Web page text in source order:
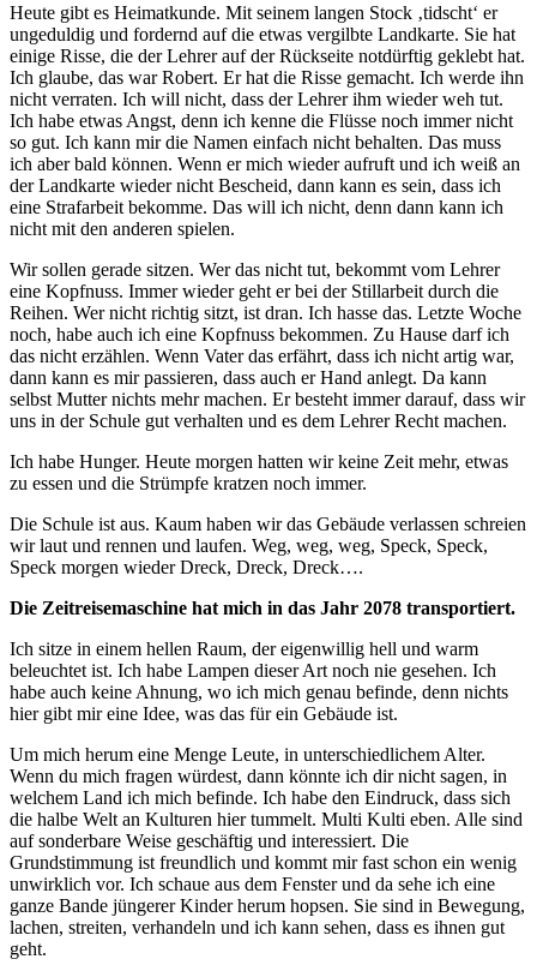
Heute gibt es Heimatkunde. Mit seinem langen Stock ‚tidscht‘ er
ungeduldig und fordernd auf die etwas vergilbte Landkarte. Sie hat
einige Risse, die der Lehrer auf der Rückseite notdürftig geklebt hat.
Ich glaube, das war Robert. Er hat die Risse gemacht. Ich werde ihn
nicht verraten. Ich will nicht, dass der Lehrer ihm wieder weh tut.
Ich habe etwas Angst, denn ich kenne die Flüsse noch immer nicht
so gut. Ich kann mir die Namen einfach nicht behalten. Das muss
ich aber bald können. Wenn er mich wieder aufruft und ich weiß an
der Landkarte wieder nicht Bescheid, dann kann es sein, dass ich
eine Strafarbeit bekomme. Das will ich nicht, denn dann kann ich
nicht mit den anderen spielen.
Wir sollen gerade sitzen. Wer das nicht tut, bekommt vom Lehrer
eine Kopfnuss. Immer wieder geht er bei der Stillarbeit durch die
Reihen. Wer nicht richtig sitzt, ist dran. Ich hasse das. Letzte Woche
noch, habe auch ich eine Kopfnuss bekommen. Zu Hause darf ich
das nicht erzählen. Wenn Vater das erfährt, dass ich nicht artig war,
dann kann es mir passieren, dass auch er Hand anlegt. Da kann
selbst Mutter nichts mehr machen. Er besteht immer darauf, dass wir
uns in der Schule gut verhalten und es dem Lehrer Recht machen.
Ich habe Hunger. Heute morgen hatten wir keine Zeit mehr, etwas
zu essen und die Strümpfe kratzen noch immer.
Die Schule ist aus. Kaum haben wir das Gebäude verlassen schreien
wir laut und rennen und laufen. Weg, weg, weg, Speck, Speck,
Speck morgen wieder Dreck, Dreck, Dreck….
Die Zeitreisemaschine hat mich in das Jahr 2078 transportiert.
Ich sitze in einem hellen Raum, der eigenwillig hell und warm
beleuchtet ist. Ich habe Lampen dieser Art noch nie gesehen. Ich
habe auch keine Ahnung, wo ich mich genau befinde, denn nichts
hier gibt mir eine Idee, was das für ein Gebäude ist.
Um mich herum eine Menge Leute, in unterschiedlichem Alter.
Wenn du mich fragen würdest, dann könnte ich dir nicht sagen, in
welchem Land ich mich befinde. Ich habe den Eindruck, dass sich
die halbe Welt an Kulturen hier tummelt. Multi Kulti eben. Alle sind
auf sonderbare Weise geschäftig und interessiert. Die
Grundstimmung ist freundlich und kommt mir fast schon ein wenig
unwirklich vor. Ich schaue aus dem Fenster und da sehe ich eine
ganze Bande jüngerer Kinder herum hopsen. Sie sind in Bewegung,
lachen, streiten, verhandeln und ich kann sehen, dass es ihnen gut
geht.